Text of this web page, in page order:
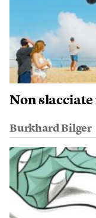
Non
Burkhard Bilger